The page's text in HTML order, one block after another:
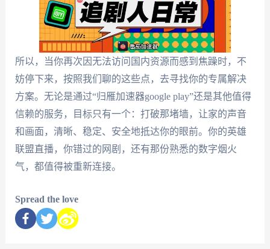
所以，当你再次因无法访问国内资源而感到焦躁时，不
妨停下来，按照我们聊的这些点，去寻找你的专属解决
方案。无论是通过“归雁加速器google play”还是其他值得
信赖的服务，目标只有一个：打破那堵墙，让家的声音
和画面，清晰、稳定、安全地抵达你的眼前。你的英雄
联盟直播，你错过的网剧，还有那份熟悉的数字烟火
气，都值得被重新连接。
Spread the love